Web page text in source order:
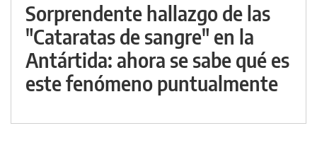
Sorprendente hallazgo de las
"Cataratas de sangre" en la
Antártida: ahora se sabe qué es
este fenómeno puntualmente